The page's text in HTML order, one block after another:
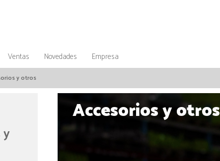
Ventas Novedades Empresa
y otros
Accesorios y otros